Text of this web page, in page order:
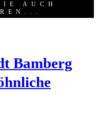
AUCH
Bam­berg